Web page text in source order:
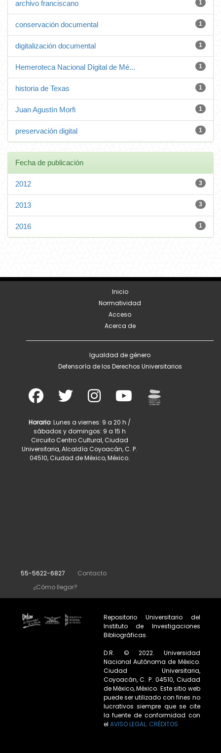
1
archivo franciscano
1
conservación documental
1
digitalización documental
1
Hemeroteca Nacional Digital de Mé...
1
historia de Texas
1
Juan Agustín Morfi
1
preservación digital
Fecha de publicación
3
2012
3
2013
1
2016
Inicio
Normatividad
Acceso
Acerca de
Igualdad de género
Defensoría de los Derechos Universitarios
Horario: Lunes a viernes: 9 a 20 h /
sábados y domingos: 9 a 15 h
Circuito Centro Cultural, Ciudad
Universitaria, Alcaldía Coyoacán, C. P.
04510, Ciudad de México, México.
55-5622-6827
Contacto
¿Cómo llegar?
Repositorio Universitario del
Instituto de Investigaciones
Bibliográficas.
D.R. © 2022. Universidad
Nacional Autónoma de México.
Ciudad Universitaria,
Coyoacán, C. P. 04510, Ciudad
de México, México. Este sitio web
puede ser utilizado con fines no
lucrativos siempre que se cite
la fuente de conformidad con
el AVISO LEGAL. CRÉDITOS